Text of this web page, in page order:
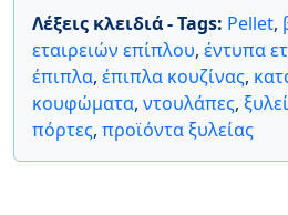
Λέξεις κλειδιά - Tags: Pellet,
εταιρειών επίπλου, έντυπα
έπιπλα, έπιπλα κουζίνας,
κουφώματα, ντουλάπες,
πόρτες, προϊόντα ξυλείας